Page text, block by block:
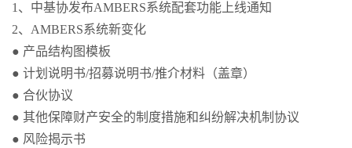
1、中基协发布AMBERS系统配套功能上线通知
2、AMBERS系统新变化
● 产品结构图模板
● 计划说明书/招募说明书/推介材料（盖章）
● 合伙协议
● 其他保障财产安全的制度措施和纠纷解决机制协议
● 风险揭示书